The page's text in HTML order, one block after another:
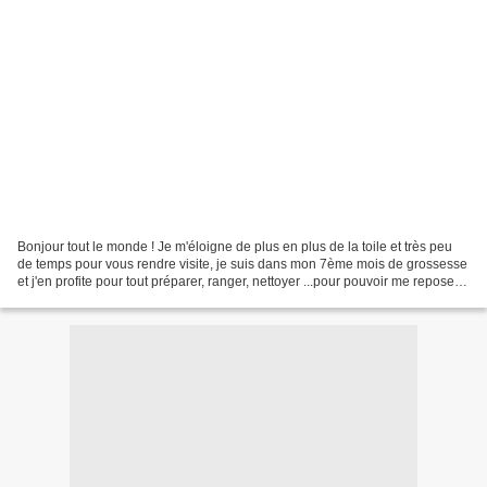
Bonjour tout le monde ! Je m'éloigne de plus en plus de la toile et très peu
de temps pour vous rendre visite, je suis dans mon 7ème mois de grossesse
et j'en profite pour tout préparer, ranger, nettoyer ...pour pouvoir me reposer